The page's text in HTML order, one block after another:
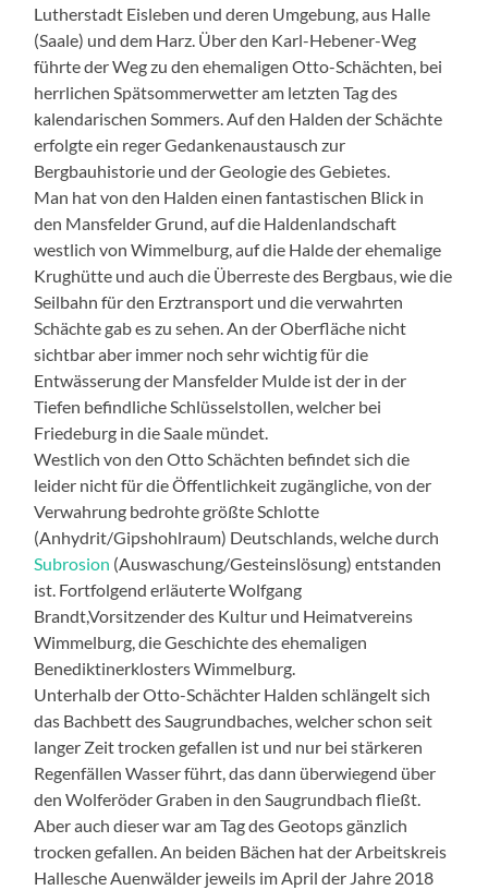
Lutherstadt Eisleben und deren Umgebung, aus Halle
(Saale) und dem Harz. Über den Karl-Hebener-Weg
führte der Weg zu den ehemaligen Otto-Schächten, bei
herrlichen Spätsommerwetter am letzten Tag des
kalendarischen Sommers. Auf den Halden der Schächte
erfolgte ein reger Gedankenaustausch zur
Bergbauhistorie und der Geologie des Gebietes.
Man hat von den Halden einen fantastischen Blick in
den Mansfelder Grund, auf die Haldenlandschaft
westlich von Wimmelburg, auf die Halde der ehemalige
Krughütte und auch die Überreste des Bergbaus, wie die
Seilbahn für den Erztransport und die verwahrten
Schächte gab es zu sehen. An der Oberfläche nicht
sichtbar aber immer noch sehr wichtig für die
Entwässerung der Mansfelder Mulde ist der in der
Tiefen befindliche Schlüsselstollen, welcher bei
Friedeburg in die Saale mündet.
Westlich von den Otto Schächten befindet sich die
leider nicht für die Öffentlichkeit zugängliche, von der
Verwahrung bedrohte größte Schlotte
(Anhydrit/Gipshohlraum) Deutschlands, welche durch
Subrosion (Auswaschung/Gesteinslösung) entstanden
ist. Fortfolgend erläuterte Wolfgang
Brandt,Vorsitzender des Kultur und Heimatvereins
Wimmelburg, die Geschichte des ehemaligen
Benediktinerklosters Wimmelburg.
Unterhalb der Otto-Schächter Halden schlängelt sich
das Bachbett des Saugrundbaches, welcher schon seit
langer Zeit trocken gefallen ist und nur bei stärkeren
Regenfällen Wasser führt, das dann überwiegend über
den Wolferöder Graben in den Saugrundbach fließt.
Aber auch dieser war am Tag des Geotops gänzlich
trocken gefallen. An beiden Bächen hat der Arbeitskreis
Hallesche Auenwälder jeweils im April der Jahre 2018